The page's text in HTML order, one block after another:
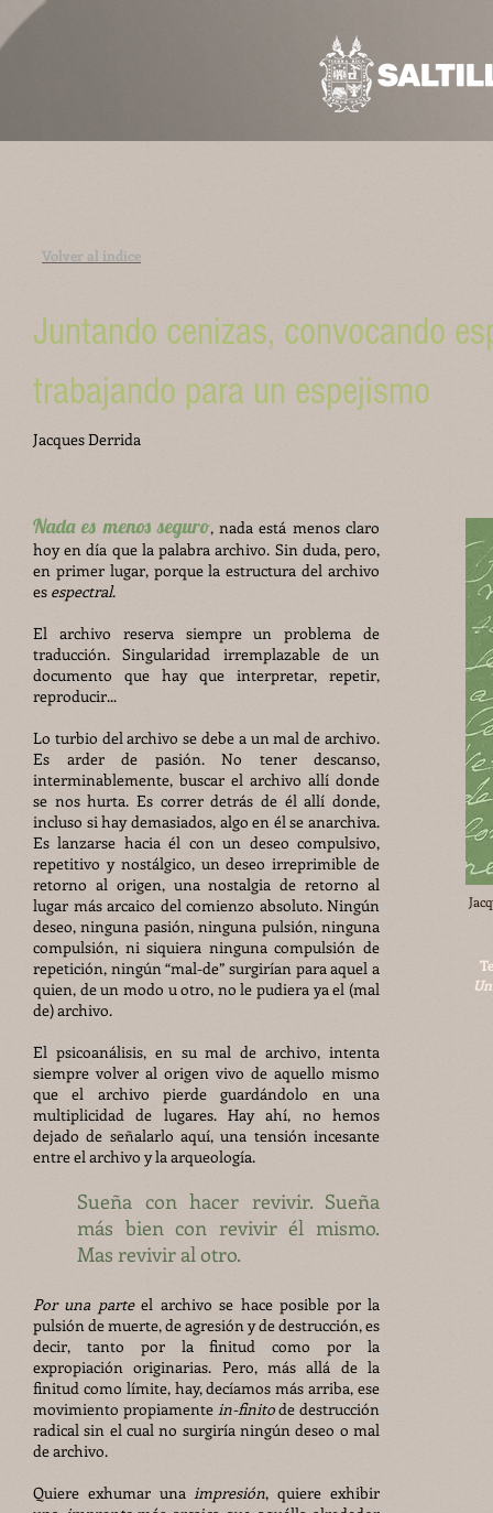
Volver al índice
Juntando cenizas, convocando
trabajando para un espejismo
Jacques Derrida
Nada es menos seguro,nada está menos claro
hoy en día que la palabra archivo. Sin duda, pero,
en primer lugar, porque la estructura del archivo
es espectral.
El archivo reserva siempre un problema de
traducción. Singularidad irremplazable de un
documento que hay que interpretar, repetir,
reproducir...
Lo turbio del archivo se debe a un mal de archivo.
Es arder de pasión. No tener descanso,
interminablemente, buscar el archivo allí donde
se nos hurta. Es correr detrás de él allí donde,
incluso si hay demasiados, algo en él se anarchiva.
Es lanzarse hacia él con un deseo compulsivo,
repetitivo y nostálgico, un deseo irreprimible de
retorno al origen, una nostalgia de retorno al
lugar más arcaico del comienzo absoluto. Ningún
deseo, ninguna pasión, ninguna pulsión, ninguna
compulsión, ni siquiera ninguna compulsión de
repetición, ningún “mal-de” surgirían para aquel a
quien, de un modo u otro, no le pudiera ya el (mal
de) archivo.
El psicoanálisis, en su mal de archivo, intenta
siempre volver al origen vivo de aquello mismo
que el archivo pierde guardándolo en una
multiplicidad de lugares. Hay ahí, no hemos
dejado de señalarlo aquí, una tensión incesante
entre el archivo y la arqueología.
Sueña con hacer revivir. Sueña
más bien con revivir él mismo.
Mas revivir al otro.
Por una parteel archivo se hace posible por la
pulsión de muerte, de agresión y de destrucción, es
decir, tanto por la finitud como por la
expropiación originarias. Pero, más allá de la
finitud como límite, hay, decíamos más arriba, ese
movimiento propiamente in-finitode destrucción
radical sin el cual no surgiría ningún deseo o mal
de archivo.
Quiere exhumar unaimpresión, quiere exhibir